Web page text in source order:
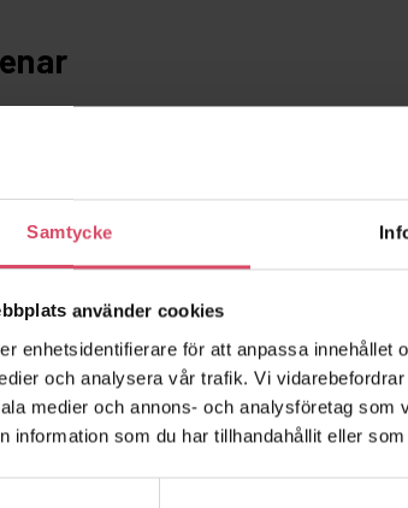
Samtycke
använder cookies
enhetsidentifierare för att anpassa innehållet
och analysera vår trafik. Vi
medier och annons- och analysföretag
information som du har tillhandahållit eller
2310 Ribe 2430